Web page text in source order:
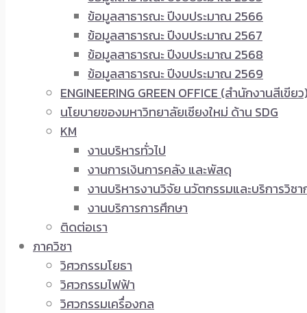
ข้อมูลสาธารณะ ปีงบประมาณ 2566
ข้อมูลสาธารณะ ปีงบประมาณ 2567
ข้อมูลสาธารณะ ปีงบประมาณ 2568
ข้อมูลสาธารณะ ปีงบประมาณ 2569
ENGINEERING GREEN OFFICE (สำนักงานสีเขีย
นโยบายของมหาวิทยาลัยเชียงใหม่ ด้าน SDG
KM
งานบริหารทั่วไป
งานการเงินการคลัง และพัสดุ
งานบริหารงานวิจัย นวัตกรรมและบริการวิชา
งานบริการการศึกษา
ติดต่อเรา
ภาควิชา
วิศวกรรมโยธา
วิศวกรรมไฟฟ้า
วิศวกรรมเครื่องกล